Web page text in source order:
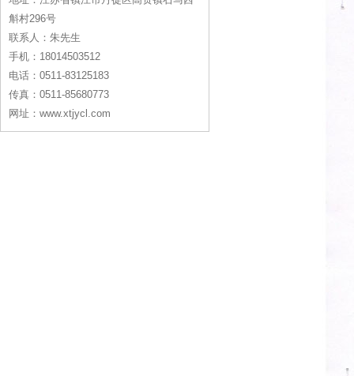
斛村296号
联系人：朱先生
手机：18014503512
电话：0511-83125183
传真：0511-85680773
网址：www.xtjycl.com